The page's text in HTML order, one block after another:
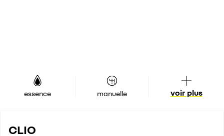
essence manuelle voir plus
CLIO